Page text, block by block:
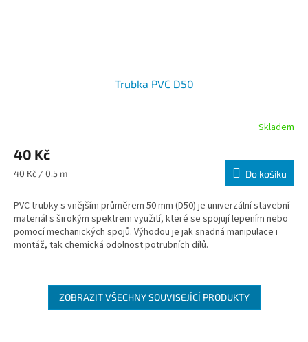
Trubka PVC D50
Skladem
40 Kč
Měrná cena:
40 Kč / 0.5 m Do košíku
PVC trubky s vnějším průměrem 50 mm (D50) je univerzální stavební
materiál s širokým spektrem využití, které se spojují lepením nebo
pomocí mechanických spojů. Výhodou je jak snadná manipulace i
montáž, tak chemická odolnost potrubních dílů.
ZOBRAZIT VŠECHNY SOUVISEJÍCÍ PRODUKTY